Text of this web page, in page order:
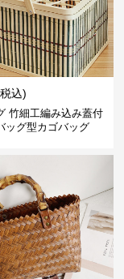
込)
竹細工編み込み蓋付
ッグ型カゴバッグ